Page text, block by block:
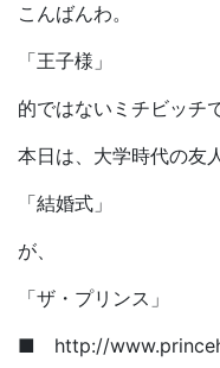
こんばんわ。
「王子様」
的ではないミチビッチ
本日は、大学時代の友
「結婚式」
が、
「ザ・プリンス」
■ http://